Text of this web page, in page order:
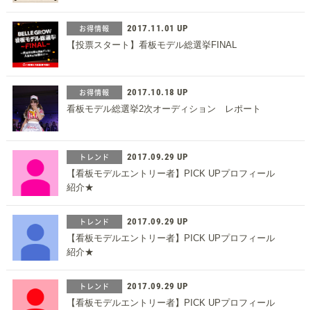
お得情報
2017.11.01 UP
【投票スタート】看板モデル総選挙FINAL
お得情報
2017.10.18 UP
看板モデル総選挙2次オーディション レポート
トレンド
2017.09.29 UP
【看板モデルエントリー者】PICK UPプロフィール
紹介★
トレンド
2017.09.29 UP
【看板モデルエントリー者】PICK UPプロフィール
紹介★
トレンド
2017.09.29 UP
【看板モデルエントリー者】PICK UPプロフィール